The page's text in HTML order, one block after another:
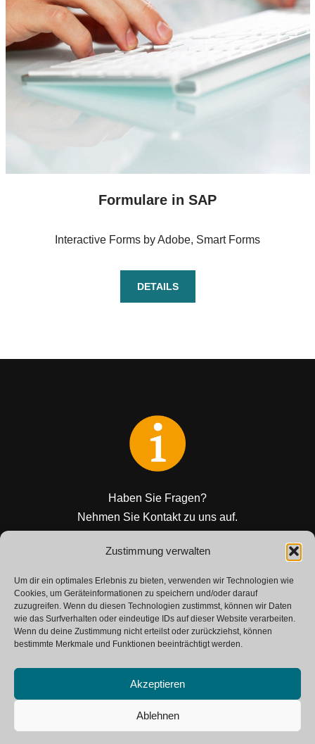
Zustimmung verwalten
Um dir ein optimales Erlebnis zu bieten, verwenden wir Technologien wie
Cookies, um Geräteinformationen zu speichern und/oder darauf
zuzugreifen. Wenn du diesen Technologien zustimmst, können wir Daten
wie das Surfverhalten oder eindeutige IDs auf dieser Website verarbeiten.
Wenn du deine Zustimmung nicht erteilst oder zurückziehst, können
bestimmte Merkmale und Funktionen beeinträchtigt werden.
Akzeptieren
Ablehnen
Formulare in SAP
Interactive Forms by Adobe, Smart Forms
DETAILS
Haben Sie Fragen?
Nehmen Sie Kontakt zu uns auf.